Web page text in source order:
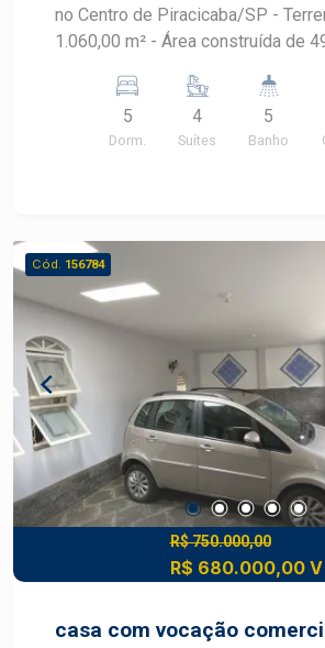
no Centro de Piracicaba/SP - Terreno com
1.060,00 m² - Área construída de 496,00 m² -
Amplo quintal com piscina - 5 vagas de garagem
e veículos Potencial de adaptação para: -
Comércio em geral - Escritório corporativo -
Clínica ou consultório - Residência de alto padrão
Região central com infraestrutura
próxima a: - Comércios variados - Bancos -
Restaurantes - Farmácias - Estacionamentos -
Transporte público - Principais vias da cidade
Não perca essa oportunidade única
uma das melhores localizações de
Agende já uma visita e venha
lar. Para mais informações, entre
5
Dorm.
4
Suítes
5
Banho
Cód. 156784
R$ 750.000,00
R$ 680.000,00 V
casa com vocação